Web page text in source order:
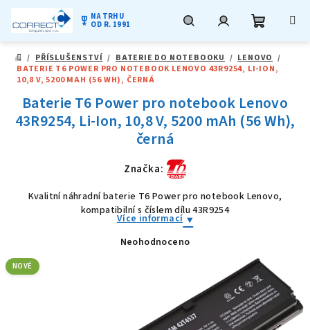
obsah
military_tech NA TRHU
OD R. 1991
DOMŮ
/ PŘÍSLUŠENSTVÍ / BATERIE DO NOTEBOOKU / LENOVO /
BATERIE T6 POWER PRO NOTEBOOK LENOVO 43R9254, LI-ION,
10,8 V, 5200 MAH (56 WH), ČERNÁ
Baterie T6 Power pro notebook Lenovo
43R9254, Li-Ion, 10,8 V, 5200 mAh (56 Wh),
černá
Značka:
Kvalitní náhradní baterie T6 Power pro notebook Lenovo,
kompatibilní s číslem dílu 43R9254
Více informací
Průměrné
hvězdiček.
Neohodnoceno
NOVÉ